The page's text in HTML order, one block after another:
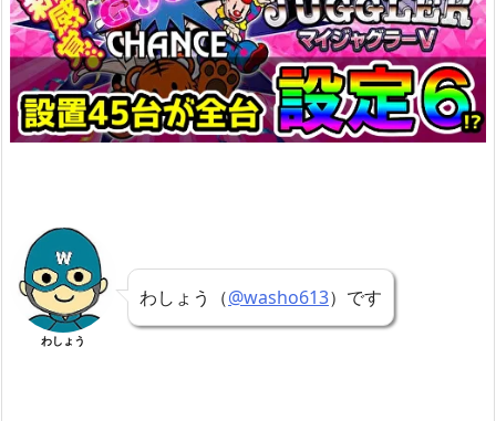
わしょう
わしょう（@washo613）です